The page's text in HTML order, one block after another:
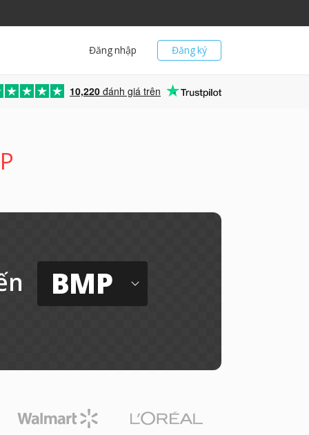
Đăng ký
Đăng nhập
10,220 đánh giá trên
BMP